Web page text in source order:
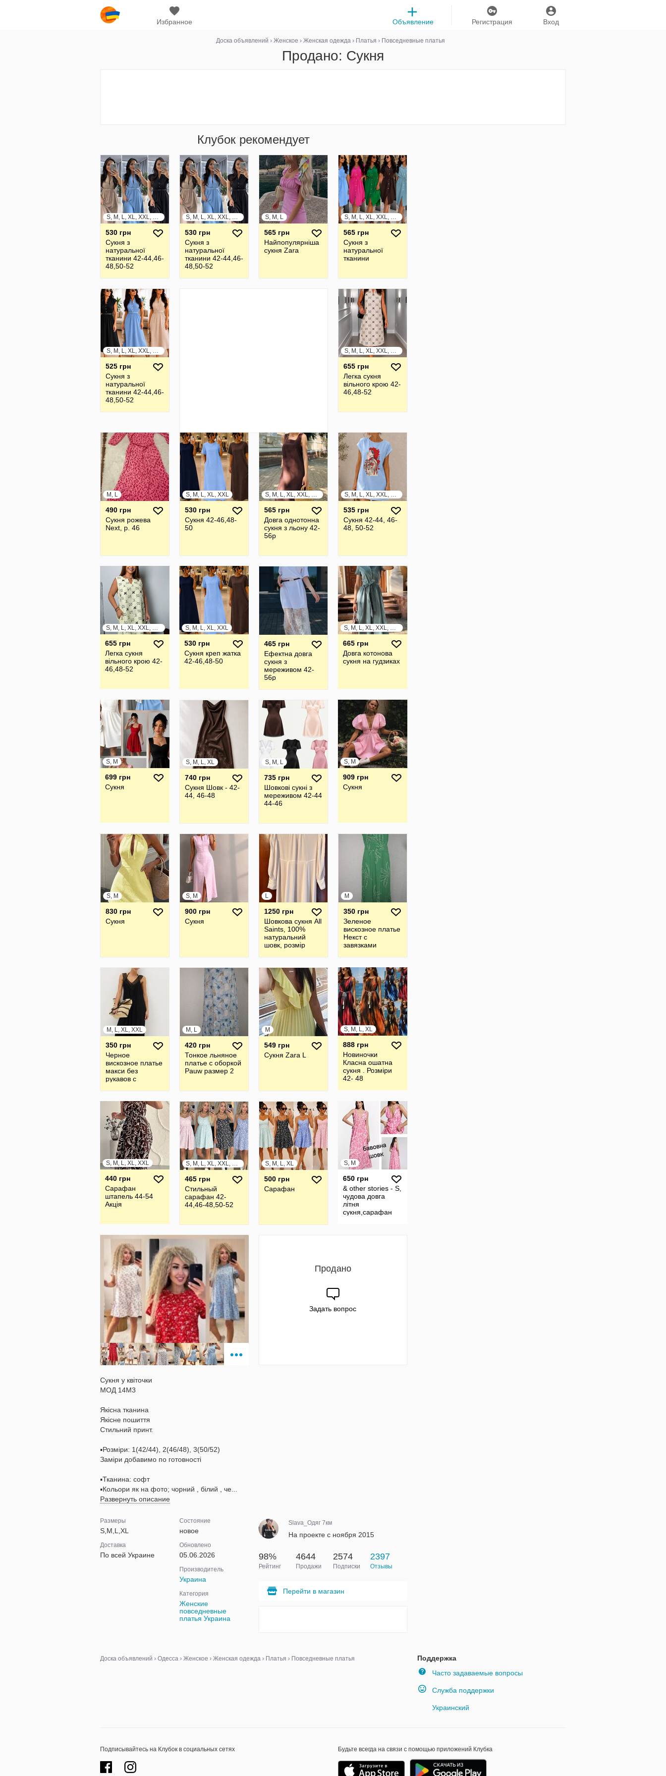
Избранное Вход
Регистрация
Объявление
Доска объявлений › Женское › Женская одежда › Платья › Повседневные платья
Продано: Сукня
Клубок рекомендует
S, M, L, XL, XXL, XXXL
530 грн
Сукня з
натуральної
тканини 42-44,46-
48,50-52
S, M, L, XL, XXL, XXXL
530 грн
Сукня з
натуральної
тканини 42-44,46-
48,50-52
S, M, L
565 грн
Найпопулярніша
сукня Zara
S, M, L, XL, XXL, XXXL
565 грн
Сукня з
натуральної
тканини
S, M, L, XL, XXL, XXXL
525 грн
Сукня з
натуральної
тканини 42-44,46-
48,50-52
S, M, L, XL, XXL, XXXL
655 грн
Легка сукня
вільного крою 42-
46,48-52
M, L
490 грн
Сукня рожева
Next, р. 46
S, M, L, XL, XXL
530 грн
Сукня 42-46,48-
50
S, M, L, XL, XXL, XXXL
565 грн
Довга однотонна
сукня з льону 42-
56р
S, M, L, XL, XXL, XXXL
535 грн
Сукня 42-44, 46-
48, 50-52
S, M, L, XL, XXL, XXXL
655 грн
Легка сукня
вільного крою 42-
46,48-52
S, M, L, XL, XXL
530 грн
Сукня креп жатка
42-46,48-50
465 грн
Ефектна довга
сукня з
мереживом 42-
56р
S, M, L, XL, XXL, XXXL
665 грн
Довга котонова
сукня на гудзиках
S, M
699 грн
Сукня
S, M, L, XL
740 грн
Сукня Шовк - 42-
44, 46-48
S, M, L
735 грн
Шовкові сукні з
мереживом 42-44
44-46
S, M
909 грн
Сукня
S, M
830 грн
Сукня
S, M
900 грн
Сукня
L
1250 грн
Шовкова cукня All
Saints, 100%
натуральний
шовк, розмір
M
350 грн
Зеленое
вискозное платье
Некст с
завязками
M, L, XL, XXL
350 грн
Черное
вискозное платье
макси без
рукавов с
образном вырезе
M, L
420 грн
Тонкое льняное
платье с оборкой
Pauw размер 2
M
549 грн
Сукня Zara L
S, M, L, XL
888 грн
Новиночки
Класна ошатна
сукня . Розміри
42- 48
S, M, L, XL, XXL
440 грн
Сарафан
штапель 44-54
Акція
S, M, L, XL, XXL, XXXL
465 грн
Стильный
сарафан 42-
44,46-48,50-52
S, M, L, XL
500 грн
Сарафан
S, M
650 грн
& other stories - S,
чудова довга
літня
сукня,сарафан
Продано
Задать вопрос
Сукня у квіточки
МОД 14М3
Якісна тканина
Якісне пошиття
Стильний принт.
▪️Розміри: 1(42/44), 2(46/48), 3(50/52)
Заміри добавимо по готовності
▪️Тканина: софт
▪️Кольори як на фото; чорний , білий , че...
Развернуть описание
Размеры
S,M,L,XL
Доставка
По всей Украине
Состояние
новое
Обновлено
05.06.2026
Производитель
Украина
Категория
Женские
повседневные
платья Украина
Slava_Одяг 7км
На проекте с ноября 2015
98%
Рейтинг
4644
Продажи
2574
Подписки
2397
Отзывы
Перейти в магазин
Поддержка
Часто задаваемые вопросы
Служба поддержки
Украинский
Доска объявлений › Одесса › Женское › Женская одежда › Платья › Повседневные платья
Подписывайтесь на Клубок в социальных сетях Будьте всегда на связи с помощью приложений Клубка